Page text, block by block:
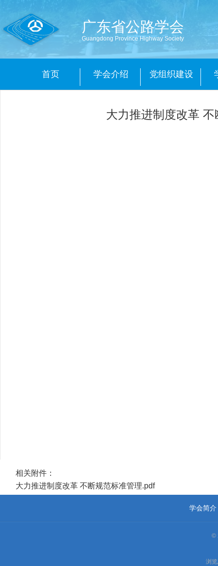
广东省公路学会
Guangdong Province Highway Society
首页 学会介绍 党组织建设
大力推进制度改革
相关附件：
大力推进制度改革 不断规范标准管理.pdf
学会简介
©
浏